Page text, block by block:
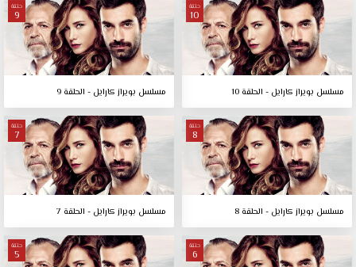
حلقة
10
مسلسل بويراز كارايل - الحلقة 10
حلقة
9
مسلسل بويراز كارايل - الحلقة 9
حلقة
8
مسلسل بويراز كارايل - الحلقة 8
حلقة
7
مسلسل بويراز كارايل - الحلقة 7
حلقة
6
حلقة
5